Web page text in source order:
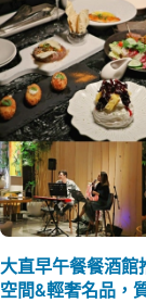
大直早午餐餐酒
空間&輕奢名品，